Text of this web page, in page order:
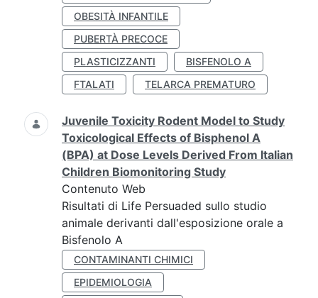
OBESITÀ INFANTILE
PUBERTÀ PRECOCE
PLASTICIZZANTI
BISFENOLO A
FTALATI
TELARCA PREMATURO
Juvenile Toxicity Rodent Model to Study
Toxicological Effects of Bisphenol A
(BPA) at Dose Levels Derived From Italian
Children Biomonitoring Study
Contenuto Web
Risultati di Life Persuaded sullo studio
animale derivanti dall'esposizione orale a
Bisfenolo A
CONTAMINANTI CHIMICI
EPIDEMIOLOGIA